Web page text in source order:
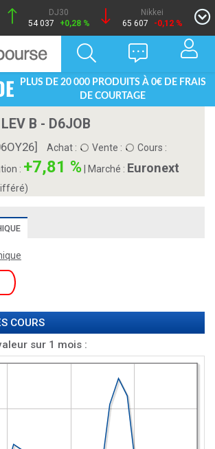
DJ30
54 037
+0,28 %
Nikkei
65 607
-0,12 %
PLUS DE 20 000 PRODUITS À 0€ DE FRAIS
DE COURTAGE
B - D6JOB
Achat : Vente : Cours :
: +7,81 % Marché : Euronext
COURS
sur 1 mois :